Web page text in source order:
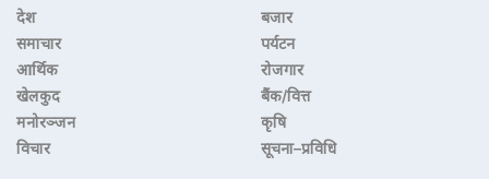
देश
समाचार
आर्थिक
खेलकुद
मनोरञ्जन
विचार
बजार
पर्यटन
रोजगार
बैंक/वित्त
कृषि
सूचना–प्रविधि